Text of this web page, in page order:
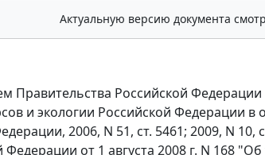
Актуальную версию документа
Правительства Российской
и экологии Российской Федерации
2006, N 51, ст. 5461; 2009, N
Федерации от 1 августа 2008 г. N 168